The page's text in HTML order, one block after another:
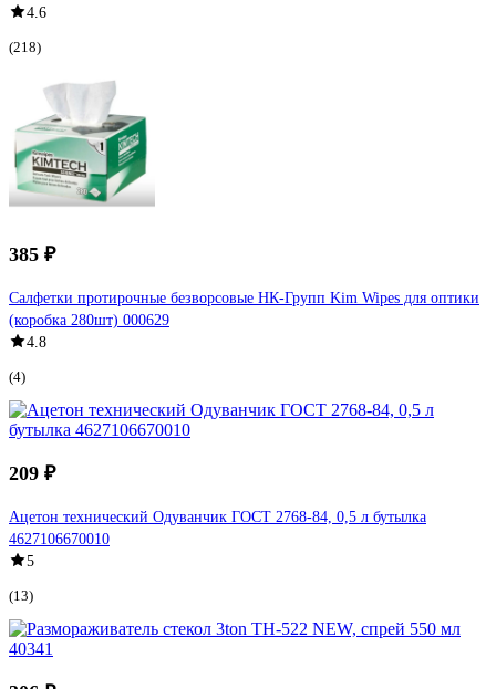
4.6
(218)
385 ₽
Салфетки протирочные безворсовые НК-Групп Kim Wipes для оптики
(коробка 280шт) 000629
4.8
(4)
209 ₽
Ацетон технический Одуванчик ГОСТ 2768-84, 0,5 л бутылка
4627106670010
5
(13)